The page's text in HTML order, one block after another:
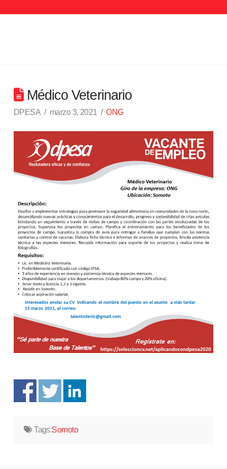
Médico Veterinario
DPESA marzo 3, 2021 ONG
Tags:Somoto